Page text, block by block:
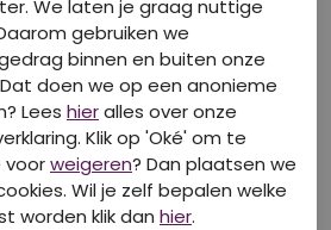
40-50-60% korting
CITYLIFE
Z10577/Baudy mauve
We laten je graag nuttige
gebruiken we
binnen en buiten onze
doen we op een anonieme
Lees hieralles over onze
Klik op 'Oké' om te
voorweigeren? Dan plaatsen we
Wil je zelf bepalen welke
worden klik dan hier.